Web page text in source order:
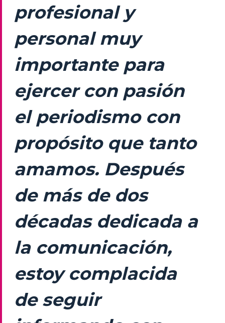
profesional y
personal muy
importante para
ejercer con pasión
el periodismo con
propósito que tanto
amamos. Después
de más de dos
décadas dedicada a
la comunicación,
estoy complacida
de seguir